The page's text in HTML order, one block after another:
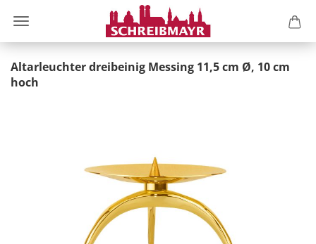
Altarleuchter dreibeinig Messing 11,5 cm Ø, 10 cm
hoch